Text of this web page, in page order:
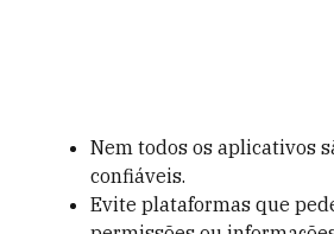
Nem todos os aplicativos
confiáveis.
Evite plataformas que